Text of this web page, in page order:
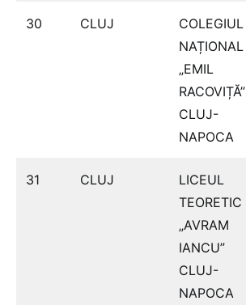
30 CLUJ
COLEGIUL
NAȚIONAL
„EMIL
RACOVIȚĂ”
CLUJ-
NAPOCA
31 CLUJ
LICEUL
TEORETIC
„AVRAM
IANCU”
CLUJ-
NAPOCA